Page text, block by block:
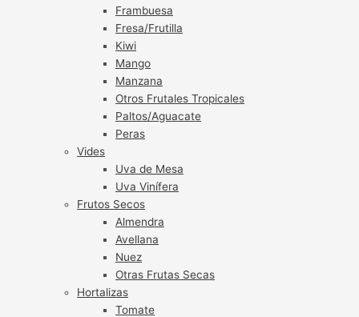
Frambuesa
Fresa/Frutilla
Kiwi
Mango
Manzana
Otros Frutales Tropicales
Paltos/Aguacate
Peras
Vides
Uva de Mesa
Uva Vinífera
Frutos Secos
Almendra
Avellana
Nuez
Otras Frutas Secas
Hortalizas
Tomate